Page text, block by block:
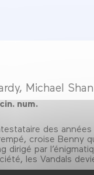
Michael
num.
des
croise Benny
dirigé par
les Vandals